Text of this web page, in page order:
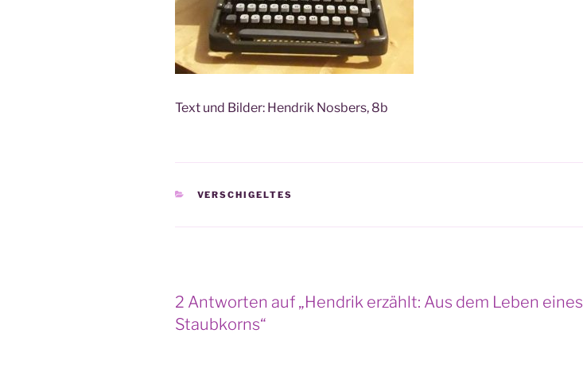
Text und Bil­der: Hen­drik Nos­bers, 8b
KATEGORIEN
VERSCHIGELTES
2 Antworten auf „Hendrik erzählt: Aus dem Leben eines
Staubkorns“